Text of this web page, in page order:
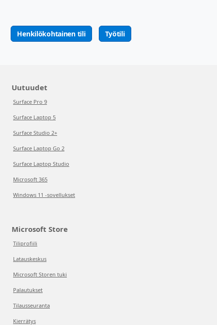
Henkilökohtainen tili Työtili
Uutuudet
Surface Pro 9
Surface Laptop 5
Surface Studio 2+
Surface Laptop Go 2
Surface Laptop Studio
Microsoft 365
Windows 11 -sovellukset
Microsoft Store
Tiliprofiili
Latauskeskus
Microsoft Storen tuki
Palautukset
Tilausseuranta
Kierrätys